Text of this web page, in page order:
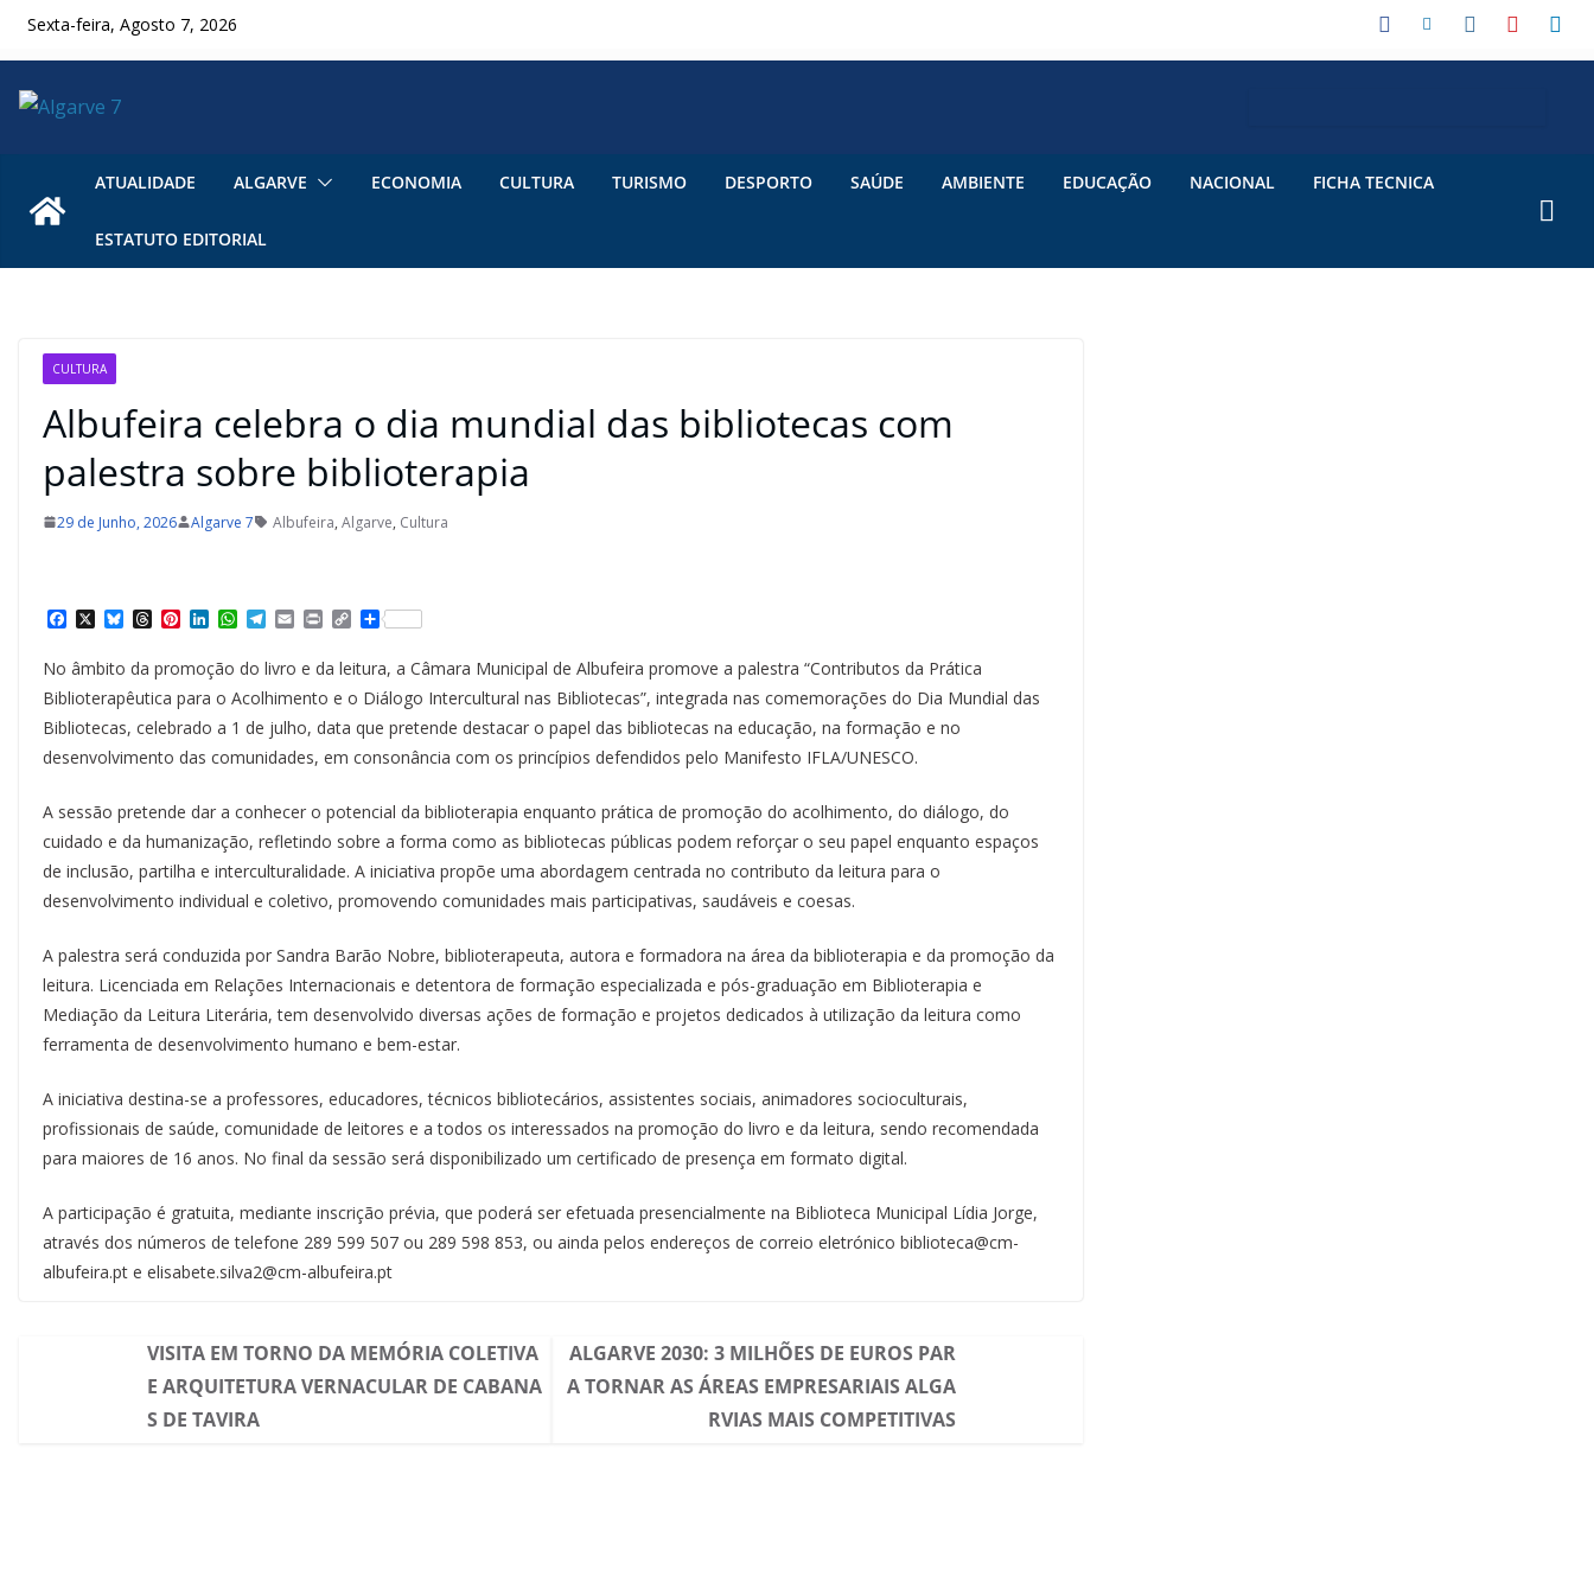
SkipSexta-feira, Agosto 7, 2026
ATUALIDADE ALGARVE ECONOMIA CULTURA TURISMO DESPORTO SAÚDE AMBIENTE EDUCAÇÃO NACIONAL FICHA TECNICA
ESTATUTO EDITORIAL
CULTURA
Albufeira celebra o dia mundial das bibliotecas com
palestra sobre biblioterapia
29 de Junho, 2026 Algarve 7 Albufeira, Algarve, Cultura
a
c
e
b
o
o
k
X B
e
s
k
y
T
h
e
a
d
s
P
t
e
r
e
s
t
L
n
k
e
d
I
n
W
h
a
t
s
A
p
p
T
e
l
e
g
r
a
m
E
m
i
l
P
i
n
t
C
o
p
y
L
i
n
k
S
h
r
e
No âmbito da promoção do livro e da leitura, a Câmara Municipal de Albufeira promove a palestra “Contributos da Prática
Biblioterapêutica para o Acolhimento e o Diálogo Intercultural nas Bibliotecas”, integrada nas comemorações do Dia Mundial das
Bibliotecas, celebrado a 1 de julho, data que pretende destacar o papel das bibliotecas na educação, na formação e no
desenvolvimento das comunidades, em consonância com os princípios defendidos pelo Manifesto IFLA/UNESCO.
A sessão pretende dar a conhecer o potencial da biblioterapia enquanto prática de promoção do acolhimento, do diálogo, do
cuidado e da humanização, refletindo sobre a forma como as bibliotecas públicas podem reforçar o seu papel enquanto espaços
de inclusão, partilha e interculturalidade. A iniciativa propõe uma abordagem centrada no contributo da leitura para o
desenvolvimento individual e coletivo, promovendo comunidades mais participativas, saudáveis e coesas.
A palestra será conduzida por Sandra Barão Nobre, biblioterapeuta, autora e formadora na área da biblioterapia e da promoção da
leitura. Licenciada em Relações Internacionais e detentora de formação especializada e pós-graduação em Biblioterapia e
Mediação da Leitura Literária, tem desenvolvido diversas ações de formação e projetos dedicados à utilização da leitura como
ferramenta de desenvolvimento humano e bem-estar.
A iniciativa destina-se a professores, educadores, técnicos bibliotecários, assistentes sociais, animadores socioculturais,
profissionais de saúde, comunidade de leitores e a todos os interessados na promoção do livro e da leitura, sendo recomendada
para maiores de 16 anos. No final da sessão será disponibilizado um certificado de presença em formato digital.
A participação é gratuita, mediante inscrição prévia, que poderá ser efetuada presencialmente na Biblioteca Municipal Lídia Jorge,
através dos números de telefone 289 599 507 ou 289 598 853, ou ainda pelos endereços de correio eletrónico biblioteca@cm-
albufeira.pt e elisabete.silva2@cm-albufeira.pt
VISITA EM TORNO DA MEMÓRIA COLETIVA
E ARQUITETURA VERNACULAR DE CABANA
S DE TAVIRA
ALGARVE 2030: 3 MILHÕES DE EUROS PAR
A TORNAR AS ÁREAS EMPRESARIAIS ALGA
RVIAS MAIS COMPETITIVAS